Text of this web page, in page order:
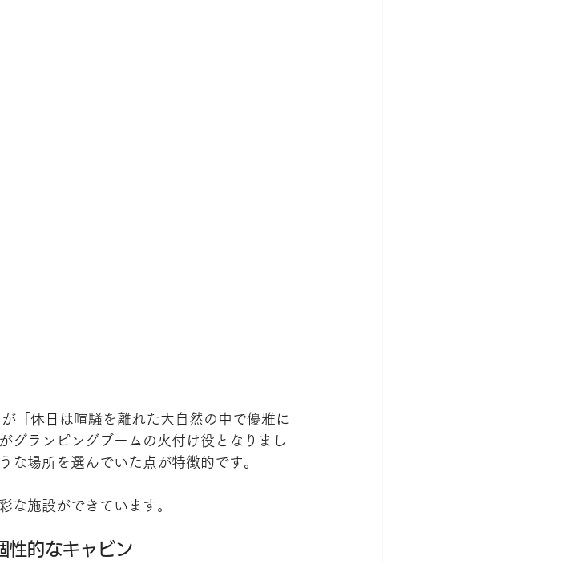
「休日は喧騒を離れた大自然の中で優雅に
グランピングブームの火付け役となりまし
な場所を選んでいた点が特徴的です。
な施設ができています。
性的なキャビン